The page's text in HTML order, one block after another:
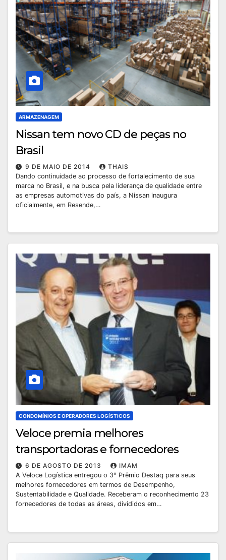
ARMAZENAGEM
Nissan tem novo CD de peças no
Brasil
9 DE MAIO DE 2014
THAIS
Dando continuidade ao processo de fortalecimento de sua
marca no Brasil, e na busca pela liderança de qualidade entre
as empresas automotivas do país, a Nissan inaugura
oficialmente, em Resende,…
CONDOMÍNIOS E OPERADORES LOGÍSTICOS
Veloce premia melhores
transportadoras e fornecedores
6 DE AGOSTO DE 2013
IMAM
A Veloce Logística entregou o 3° Prêmio Destaq para seus
melhores fornecedores em termos de Desempenho,
Sustentabilidade e Qualidade. Receberam o reconhecimento 23
fornecedores de todas as áreas, divididos em…